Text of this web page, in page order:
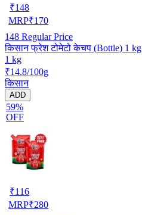
₹148
MRP₹170
148 Regular Price
किसान फ्रेश टोमेटो केचप (Bottle) 1 kg
1 kg
₹14.8/100g
किसान
ADD
59%
OFF
₹116
MRP₹280